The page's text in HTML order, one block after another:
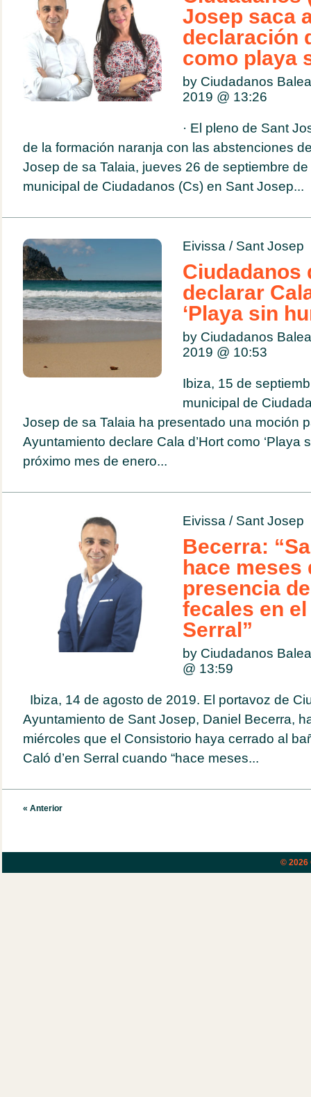
Josep saca
declaración
como playa
by Ciudadanos
2019 @ 13:26
· El pleno de Sant
de la formación naranja con las abstenciones
Josep de sa Talaia, jueves 26 de septiembre
municipal de Ciudadanos (Cs) en Sant Josep...
Eivissa / Sant Josep
Ciudadanos
declarar
‘Playa sin
by Ciudadanos
2019 @ 10:53
Ibiza, 15 de
municipal de
Josep de sa Talaia ha presentado una moción
Ayuntamiento declare Cala d’Hort como ‘Playa
próximo mes de enero...
Eivissa / Sant Josep
Becerra:
hace meses
presencia
fecales en el
Serral”
by Ciudadanos
@ 13:59
Ibiza, 14 de agosto de 2019. El portavoz de
Ayuntamiento de Sant Josep, Daniel Becerra,
miércoles que el Consistorio haya cerrado al
Caló d’en Serral cuando “hace meses...
« Anterior
© 2026